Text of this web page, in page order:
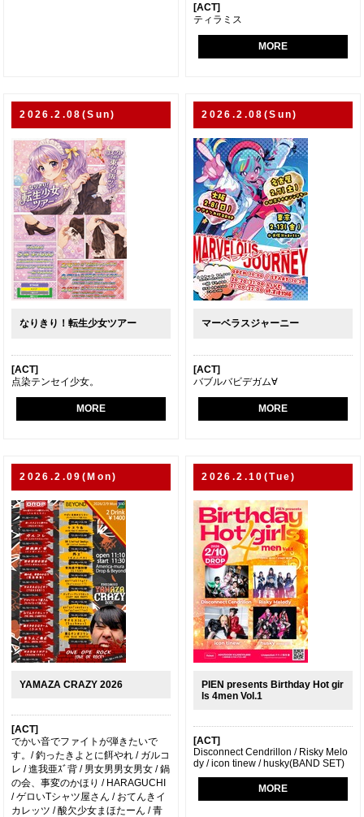
[ACT]
ティラミス
MORE
2026.2.08(Sun)
なりきり！転生少女ツアー
[ACT]
点染テンセイ少女。
MORE
2026.2.08(Sun)
マーベラスジャーニー
[ACT]
バブルバビデガム∀
MORE
2026.2.09(Mon)
YAMAZA CRAZY 2026
[ACT]
でかい音でファイトが弾きたいで
す。/ 釣ったきよとに餌やれ / ガルコ
レ / 進我亜ｽﾞ背 / 男女男男女男女 / 鍋
の会、事変のかほり / HARAGUCHI
/ ゲロいTシャツ屋さん / おてんきイ
カレッツ / 酸欠少女まほたーん / 青
2026.2.10(Tue)
PIEN presents Birthday Hot gir
ls 4men Vol.1
[ACT]
Disconnect Cendrillon / Risky Melo
dy / icon tinew / husky(BAND SET)
MORE